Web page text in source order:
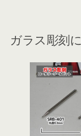
ガラス彫刻に